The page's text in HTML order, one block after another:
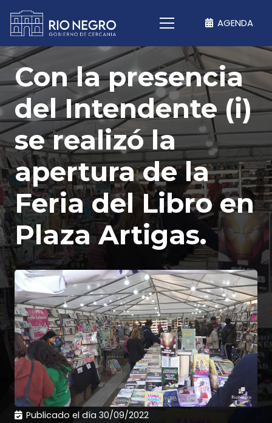
AGENDA
Con la presencia
del Intendente (i)
se realizó la
apertura de la
Feria del Libro en
Plaza Artigas.
Publicado el día 30/09/2022